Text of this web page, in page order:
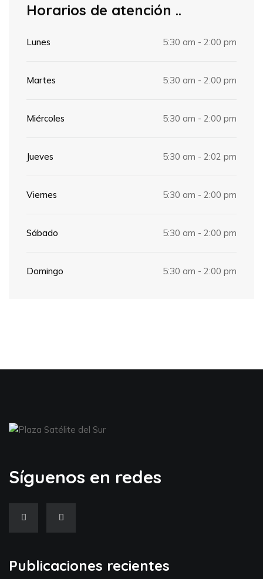
Horarios de atención
Lunes 5:30 am - 2:00 pm
Martes 5:30 am - 2:00 pm
Miércoles 5:30 am - 2:00 pm
Jueves 5:30 am - 2:02 pm
Viernes 5:30 am - 2:00 pm
Sábado 5:30 am - 2:00 pm
Domingo 5:30 am - 2:00 pm
Síguenos en redes
Publicaciones recientes